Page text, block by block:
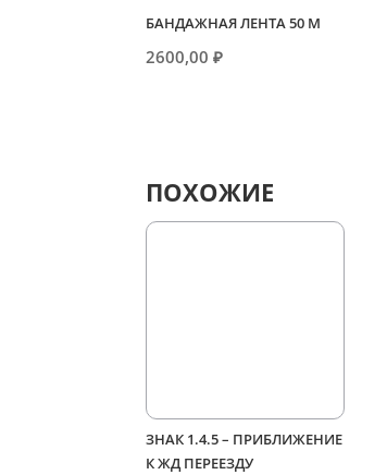
БАНДАЖНАЯ ЛЕНТА 50 М
2600,00₽
ПОХОЖИЕ
ЗНАК 1.4.5 – ПРИБЛИЖЕНИЕ
К ЖД ПЕРЕЕЗДУ